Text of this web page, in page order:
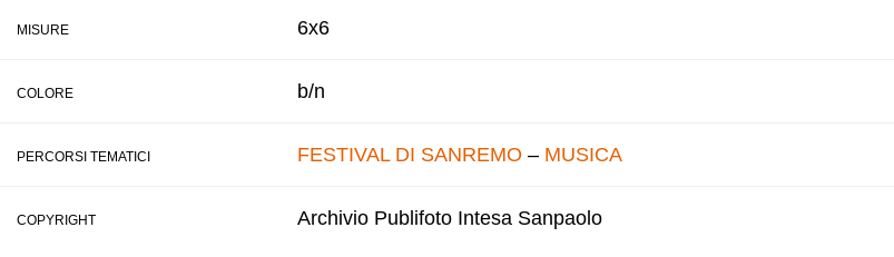
MISURE 6x6
COLORE b/n
PERCORSI TEMATICI FESTIVAL DI SANREMO – MUSICA
COPYRIGHT Archivio Publifoto Intesa Sanpaolo